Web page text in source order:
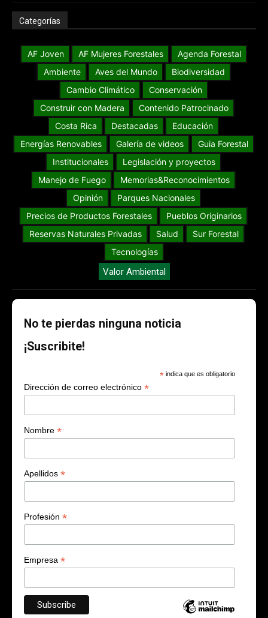
Categorías
AF Joven AF Mujeres Forestales
Agenda Forestal
Ambiente
Aves del Mundo
Biodiversidad
Cambio Climático
Conservación
Construir con Madera
Contenido Patrocinado
Costa Rica
Destacadas
Educación
Energías Renovables
Galería de videos
Guia Forestal
Institucionales
Legislación y proyectos
Manejo de Fuego
Memorias&Reconocimientos
Opinión
Parques Nacionales
Precios de Productos Forestales
Pueblos Originarios
Reservas Naturales Privadas
Salud
Sur Forestal
Tecnologías
Valor Ambiental
No te pierdas ninguna noticia
¡Suscribite!
* indica que es obligatorio
Dirección de correo electrónico *
Nombre *
Apellidos *
Profesión *
Empresa *